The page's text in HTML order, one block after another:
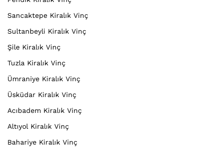
Sancaktepe Kiralık Vinç
Sultanbeyli Kiralık Vinç
Şile Kiralık Vinç
Tuzla Kiralık Vinç
Ümraniye Kiralık Vinç
Üsküdar Kiralık Vinç
Acıbadem Kiralık Vinç
Altıyol Kiralık Vinç
Bahariye Kiralık Vinç